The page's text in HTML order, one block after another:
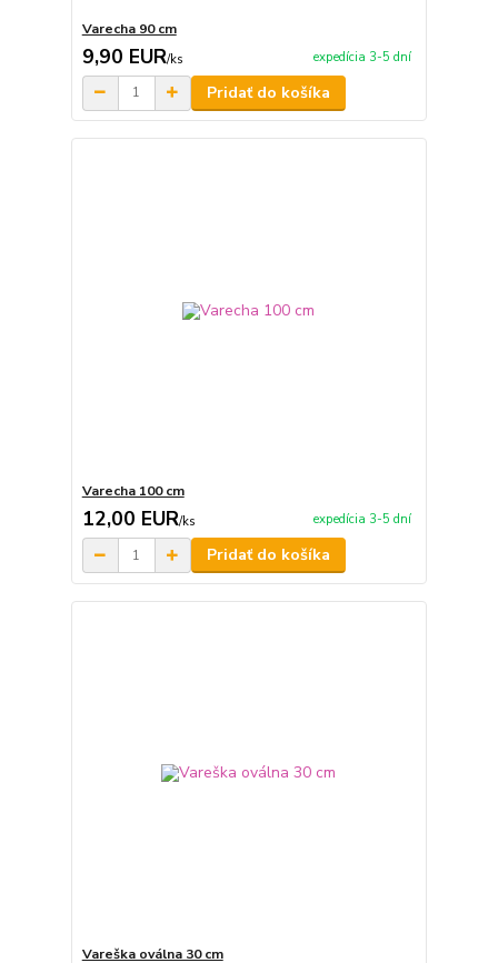
Varecha 90 cm
9,90 EUR/ks expedícia 3-5 dní
Pridať do košíka
Varecha 100 cm
12,00 EUR/ks expedícia 3-5 dní
Pridať do košíka
Vareška oválna 30 cm